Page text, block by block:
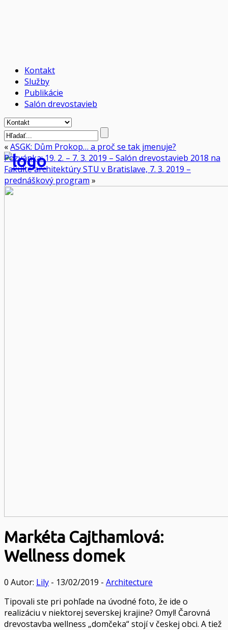
Kontakt
Služby
Publikácie
Salón drevostavieb
«ASGK: Dům Prokop… a proč se tak jmenuje?
Pozvánka: 19. 2. – 7. 3. 2019 – Salón drevostavieb 2018 na
Fakulte architektúry STU v Bratislave, 7. 3. 2019 –
prednáškový program »
Markéta Cajthamlová:
Wellness domek
0 Autor: Lily - 13/02/2019 - Architecture
Tipovali ste pri pohľade na úvodné foto, že ide o
realizáciu v niektorej severskej krajine? Omyl! Čarovná
drevostavba wellness „domčeka“ stojí v českej obci. A tiež